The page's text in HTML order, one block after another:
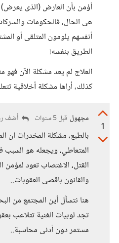
أؤمن بأن العارض (الذى يعرض)
هى الحال، فالحكومات
أنفسهم يلومون المتلقى أو
الطريق بنفسه!
العلاج لم يعد مشكلة الآن
كذلك، أراها مشكلة أخلاقية
1
مجهول قبل 5 سنوات أضف
بالطبع، مشكلة المخدرات ان
المتعاطي، ويجعله هو
القتل، الاغتصاب تعود لمؤمن
والقانون باقصى العقوبات..
هنا نتسآل أين المجتمع من
تجد لوبيات الغنية تتلاعب
مستمر دون أدنى محاسبة..